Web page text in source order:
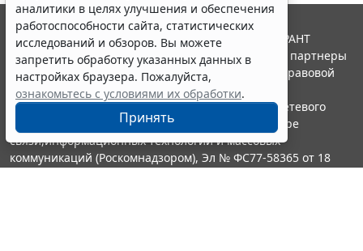
аналитики в целях улучшения и обеспечения
работоспособности сайта, статистических
исследований и обзоров. Вы можете
запретить обработку указанных данных в
настройках браузера. Пожалуйста,
ознакомьтесь с условиями их обработки.
Принять
© ООО "НПП "ГАРАНТ-СЕРВИС", 2026. Система ГАРАНТ
выпускается с 1990 года. Компания "Гарант" и ее партнеры
являются участниками Российской ассоциации правовой
информации ГАРАНТ.
Портал ГАРАНТ.РУ зарегистрирован в качестве сетевого
издания Федеральной службой по надзору в сфере
связи,информационных технологий и массовых
коммуникаций (Роскомнадзором), Эл № ФС77-58365 от 18